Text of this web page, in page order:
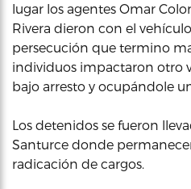
lugar los agentes Omar
Rivera dieron con el
persecución que termino
individuos impactaron otro
bajo arresto y ocupándole
Los detenidos se fueron
Santurce donde
radicación de cargos.